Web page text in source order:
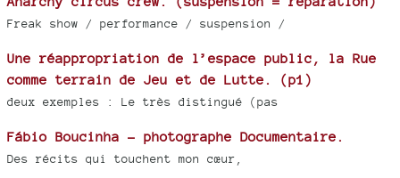
Freak show / performance / suspension /
Une réappropriation de l’espace public, la Rue
comme terrain de Jeu et de Lutte. (p1)
deux exemples : Le très distingué (pas
Fábio Boucinha - photographe Documentaire.
Des récits qui touchent mon cœur,